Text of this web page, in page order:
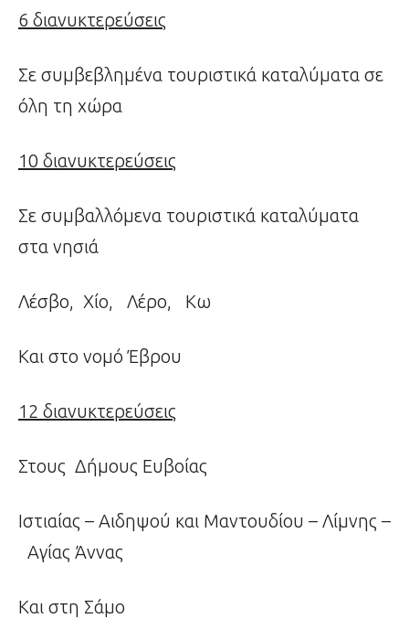
6 διανυκτερεύσεις
Σε συμβεβλημένα τουριστικά καταλύματα σε
όλη τη χώρα
10 διανυκτερεύσεις
Σε συμβαλλόμενα τουριστικά καταλύματα
στα νησιά
Λέσβο, Χίο, Λέρο, Κω
Και στο νομό Έβρου
12 διανυκτερεύσεις
Στους Δήμους Ευβοίας
Ιστιαίας – Αιδηψού και Μαντουδίου – Λίμνης –
Αγίας Άννας
Και στη Σάμο